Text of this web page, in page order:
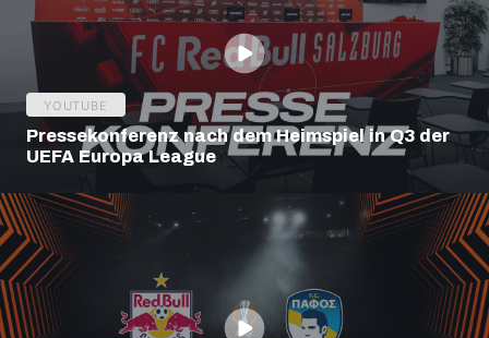
YOUTUBE
Pressekonferenz nach dem Heimspiel in Q3 der
UEFA Europa League